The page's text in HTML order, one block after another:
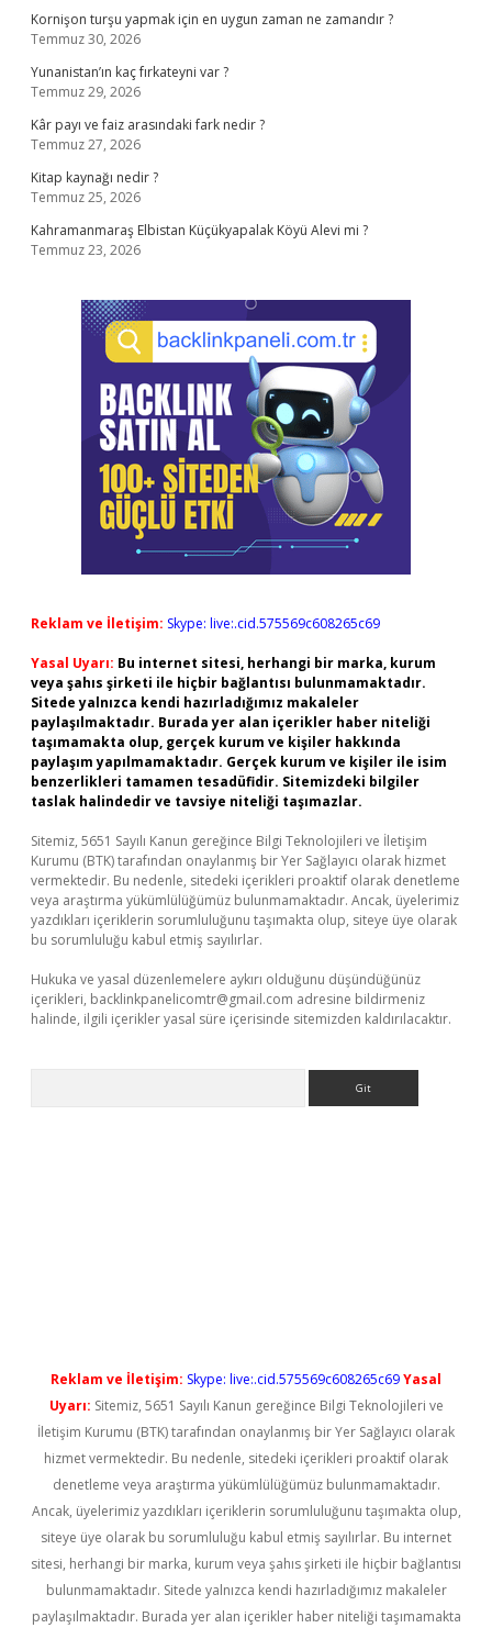
Kornişon turşu yapmak için en uygun zaman ne zamandır ?
Temmuz 30, 2026
Yunanistan’ın kaç fırkateyni var ?
Temmuz 29, 2026
Kâr payı ve faiz arasındaki fark nedir ?
Temmuz 27, 2026
Kitap kaynağı nedir ?
Temmuz 25, 2026
Kahramanmaraş Elbistan Küçükyapalak Köyü Alevi mi ?
Temmuz 23, 2026
Reklam ve İletişim: Skype: live:.cid.575569c608265c69
Yasal Uyarı: Bu internet sitesi, herhangi bir marka, kurum
veya şahıs şirketi ile hiçbir bağlantısı bulunmamaktadır.
Sitede yalnızca kendi hazırladığımız makaleler
paylaşılmaktadır. Burada yer alan içerikler haber niteliği
taşımamakta olup, gerçek kurum ve kişiler hakkında
paylaşım yapılmamaktadır. Gerçek kurum ve kişiler ile isim
benzerlikleri tamamen tesadüfidir. Sitemizdeki bilgiler
taslak halindedir ve tavsiye niteliği taşımazlar.
Sitemiz, 5651 Sayılı Kanun gereğince Bilgi Teknolojileri ve İletişim
Kurumu (BTK) tarafından onaylanmış bir Yer Sağlayıcı olarak hizmet
vermektedir. Bu nedenle, sitedeki içerikleri proaktif olarak denetleme
veya araştırma yükümlülüğümüz bulunmamaktadır. Ancak, üyelerimiz
yazdıkları içeriklerin sorumluluğunu taşımakta olup, siteye üye olarak
bu sorumluluğu kabul etmiş sayılırlar.
Hukuka ve yasal düzenlemelere aykırı olduğunu düşündüğünüz
içerikleri, backlinkpanelicomtr@gmail.com adresine bildirmeniz
halinde, ilgili içerikler yasal süre içerisinde sitemizden kaldırılacaktır.
Reklam ve İletişim: Skype: live:.cid.575569c608265c69Yasal
Uyarı: Sitemiz, 5651 Sayılı Kanun gereğince Bilgi Teknolojileri ve
İletişim Kurumu (BTK) tarafından onaylanmış bir Yer Sağlayıcı olarak
hizmet vermektedir. Bu nedenle, sitedeki içerikleri proaktif olarak
denetleme veya araştırma yükümlülüğümüz bulunmamaktadır.
Ancak, üyelerimiz yazdıkları içeriklerin sorumluluğunu taşımakta olup,
siteye üye olarak bu sorumluluğu kabul etmiş sayılırlar. Bu internet
sitesi, herhangi bir marka, kurum veya şahıs şirketi ile hiçbir bağlantısı
bulunmamaktadır. Sitede yalnızca kendi hazırladığımız makaleler
paylaşılmaktadır. Burada yer alan içerikler haber niteliği taşımamakta